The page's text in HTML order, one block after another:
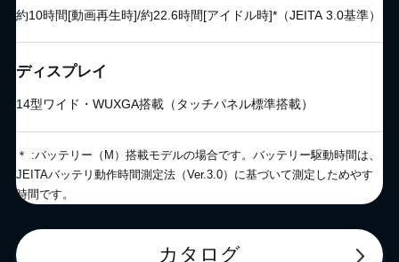
約10時間[動画再生時]/約22.6時間[アイドル時]*（JEITA 3.0基準）
ディスプレイ
14型ワイド・WUXGA搭載（タッチパネル標準搭載）
＊ :バッテリー（M）搭載モデルの場合です。バッテリー駆動時間は、
JEITAバッテリ動作時間測定法（Ver.3.0）に基づいて測定しためやす
時間です。
カタログ